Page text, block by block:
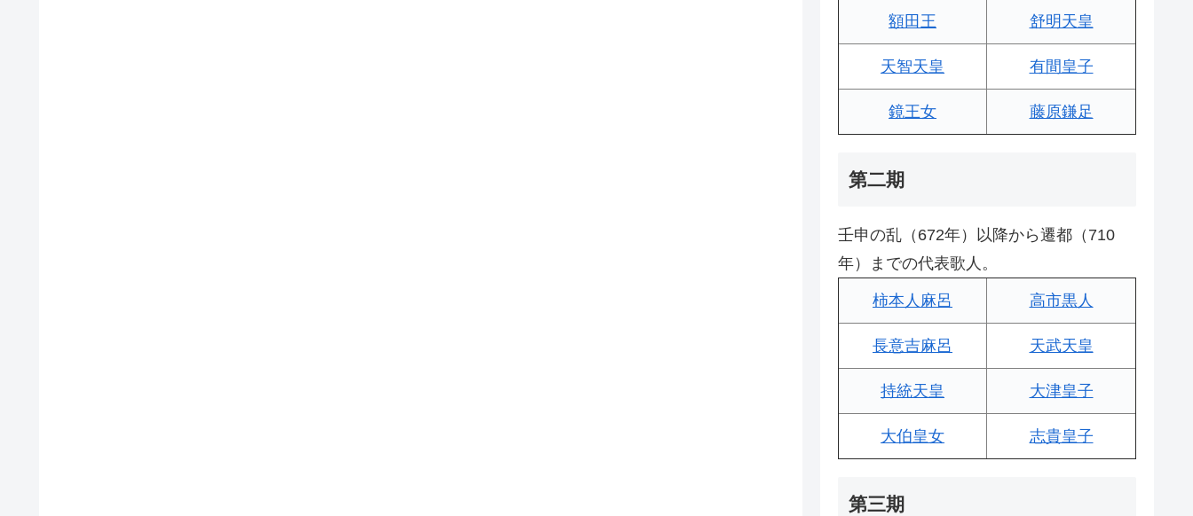
額田王 舒明天皇
天智天皇 有間皇子
鏡王女 藤原鎌足
第二期
壬申の乱（672年）以降から遷都（710
年）までの代表歌人。
柿本人麻呂 高市黒人
長意吉麻呂 天武天皇
持統天皇 大津皇子
大伯皇女 志貴皇子
第三期